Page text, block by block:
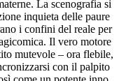
La scenografia si
inquieta delle paure
i confini del reale per
Il vero motore
mutevole – ora flebile,
con il palpito